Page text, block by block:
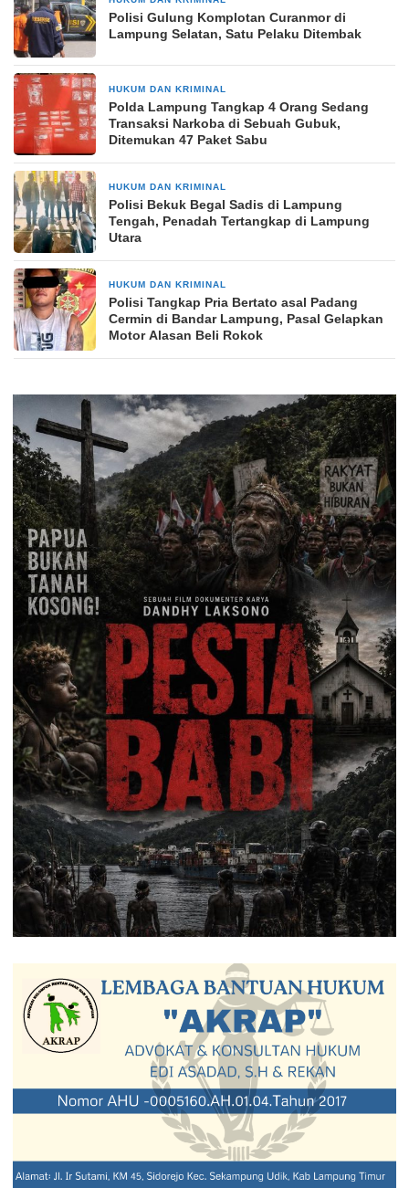
Polisi Gulung Komplotan Curanmor di
Lampung Selatan, Satu Pelaku Ditembak
HUKUM DAN KRIMINAL
Polda Lampung Tangkap 4 Orang Sedang
Transaksi Narkoba di Sebuah Gubuk,
Ditemukan 47 Paket Sabu
HUKUM DAN KRIMINAL
Polisi Bekuk Begal Sadis di Lampung
Tengah, Penadah Tertangkap di Lampung
Utara
HUKUM DAN KRIMINAL
Polisi Tangkap Pria Bertato asal Padang
Cermin di Bandar Lampung, Pasal Gelapkan
Motor Alasan Beli Rokok